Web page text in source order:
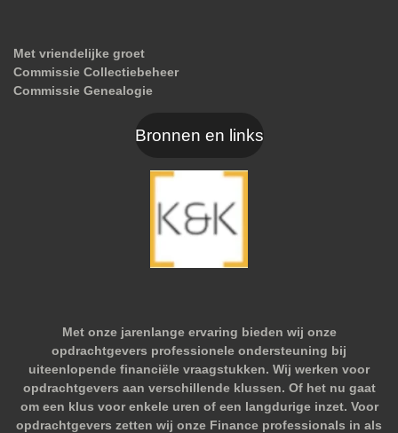
Met vriendelijke groet
Commissie Collectiebeheer
Commissie Genealogie
Bronnen en links
Met onze jarenlange ervaring bieden wij onze
opdrachtgevers professionele ondersteuning bij
uiteenlopende financiële vraagstukken. Wij werken voor
opdrachtgevers aan verschillende klussen. Of het nu gaat
om een klus voor enkele uren of een langdurige inzet. Voor
opdrachtgevers zetten wij onze Finance professionals in als